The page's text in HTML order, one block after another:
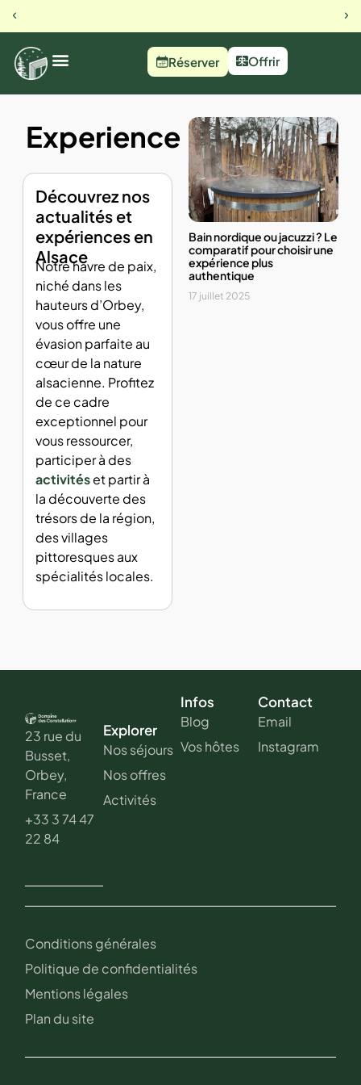
23 rue du busset, Orbey
Réserver Offrir
Experience
Découvrez nos
actualités et
expériences en
Alsace
Notre havre de paix,
niché dans les
hauteurs d’Orbey,
vous offre une
évasion parfaite au
cœur de la nature
alsacienne. Profitez
de ce cadre
exceptionnel pour
vous ressourcer,
participer à des
activitéset partir à
la découverte des
trésors de la région,
des villages
pittoresques aux
spécialités locales.
Bain nordique ou jacuzzi ? Le
comparatif pour choisir une
expérience plus
authentique
17 juillet 2025
23 rue du
Busset,
Orbey,
France
+33 3 74 47
22 84
Explorer
Nos séjours
Nos offres
Activités
Infos
Blog
Vos hôtes
Contact
Email
Instagram
Conditions générales
Politique de confidentialités
Mentions légales
Plan du site